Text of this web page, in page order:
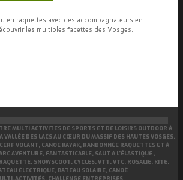
en raquettes avec des accompagnateurs en
les multiples facettes des Vosges.
MULTI ACTIVITÉS DE SPORTS ET DE LOISIRS OUTDOOR À
VALLÉE DES LACS AU CŒUR DU MASSIF DES HAUTES VOSGES.
VOLANT, CANOE KAYAK, RANDONNÉE RAQUETTES ET À
AVENTURE, FANTASTICABLE, SAUT À L'ÉLASTIQUE ,
SNOWSCOOT, CYCLES, VTT, VTC, ROSALIE, KITE,
ÉLECTRIQUE, BATEAU SOLAIRE, CANOË